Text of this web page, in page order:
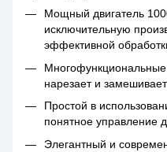
Мощный двигатель
исключительную
эффективной
Многофункциональные
нарезает и замешивает
Простой в
понятное управление
Элегантный и